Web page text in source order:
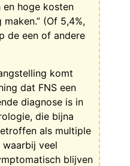
hoge kosten
(Of 5,4%,
de een of andere
komt
dat FNS een
diagnose is in
die bijna
als multiple
waarbij veel
blijven